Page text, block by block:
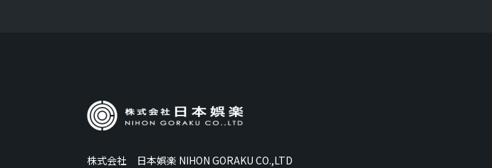
株式会社 日本娯楽 NIHON GORAKU CO.,LTD